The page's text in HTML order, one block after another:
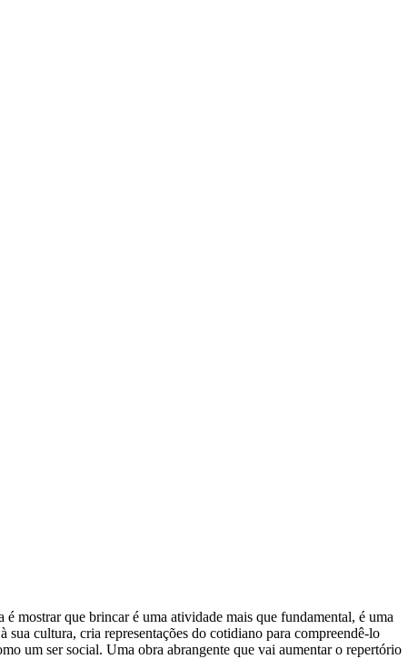
mostrar que brincar é uma atividade mais que fundamental, é uma
sua cultura, cria representações do cotidiano para compreendê-lo
um ser social. Uma obra abrangente que vai aumentar o repertório